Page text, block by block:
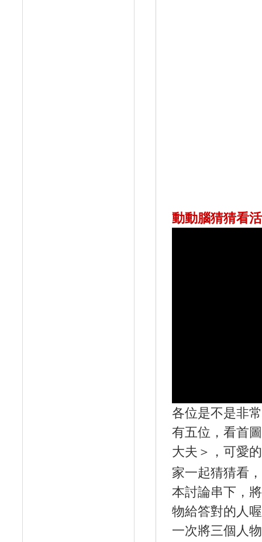
動動腦猜猜看
各位是不是非
有五位，看首
大夫＞，可愛
家一起猜猜看
本討論串下，
物給答對的人
一次將三個人